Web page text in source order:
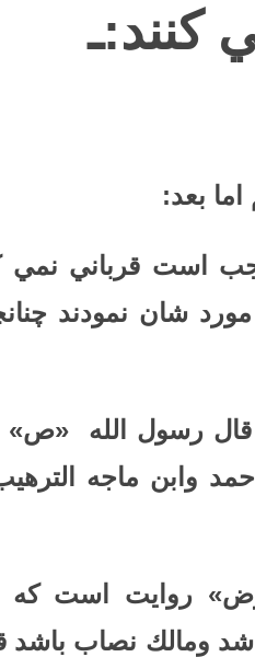
كنند:ـ
بعد:
است قرباني
شان نمودند
رسول الله
وابن ماجه
روايت است
ومالك نصاب باشد